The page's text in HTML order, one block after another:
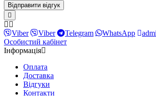
Відправити відгук
Viber Viber Telegram WhatsApp
Особистий кабінет
Інформація
Оплата
Доставка
Відгуки
Контакти